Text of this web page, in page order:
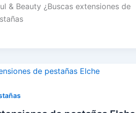
& Beauty ¿Buscas extensiones de